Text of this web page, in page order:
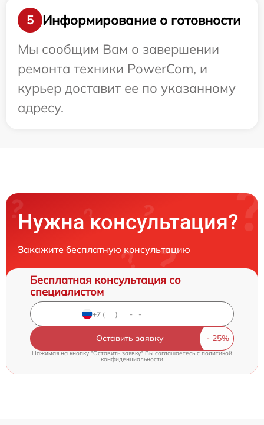
5
Информирование о готовности
Мы сообщим Вам о завершении
ремонта техники PowerCom, и
курьер доставит ее по указанному
адресу.
Нужна консультация?
Закажите бесплатную консультацию
Бесплатная консультация со
специалистом
Оставить заявку
Нажимая на кнопку "Оставить заявку" Вы соглашаетесь cполитикой
конфиденциальности